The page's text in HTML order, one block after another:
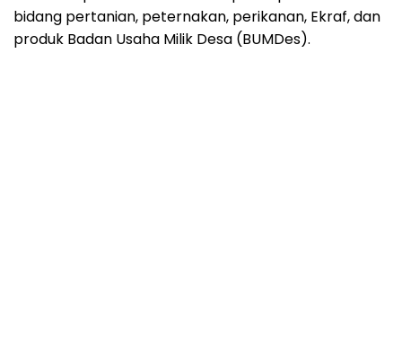
bidang pertanian, peternakan, perikanan, Ekraf, dan
produk Badan Usaha Milik Desa (BUMDes).